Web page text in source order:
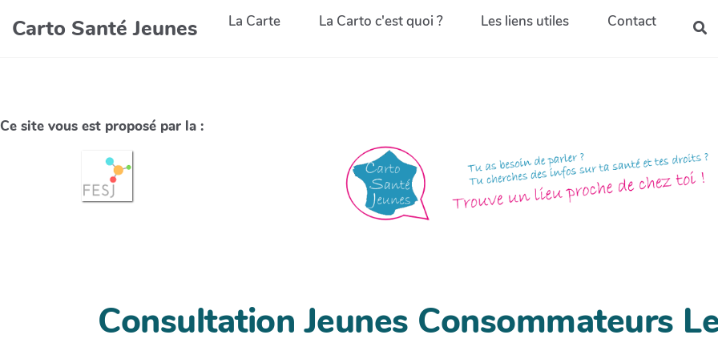
Carto Santé Jeunes La Carte La Carto c'est quoi ? Les liens utiles Contact
Ce site vous est proposé par la :
Consultation Jeunes Consommateurs